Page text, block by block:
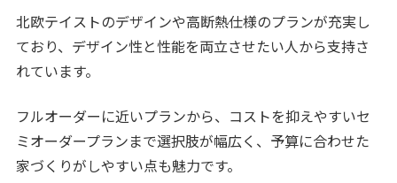
北欧テイストのデザインや高断熱仕様のプランが充実し
ており、デザイン性と性能を両立させたい人から支持さ
れています。
フルオーダーに近いプランから、コストを抑えやすいセ
ミオーダープランまで選択肢が幅広く、予算に合わせた
家づくりがしやすい点も魅力です。